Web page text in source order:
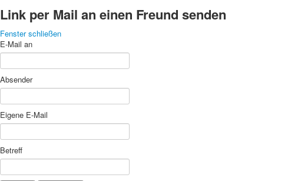
Link per Mail an einen Freund senden
Fenster schließen
E-Mail an
Absender
Eigene E-Mail
Betreff